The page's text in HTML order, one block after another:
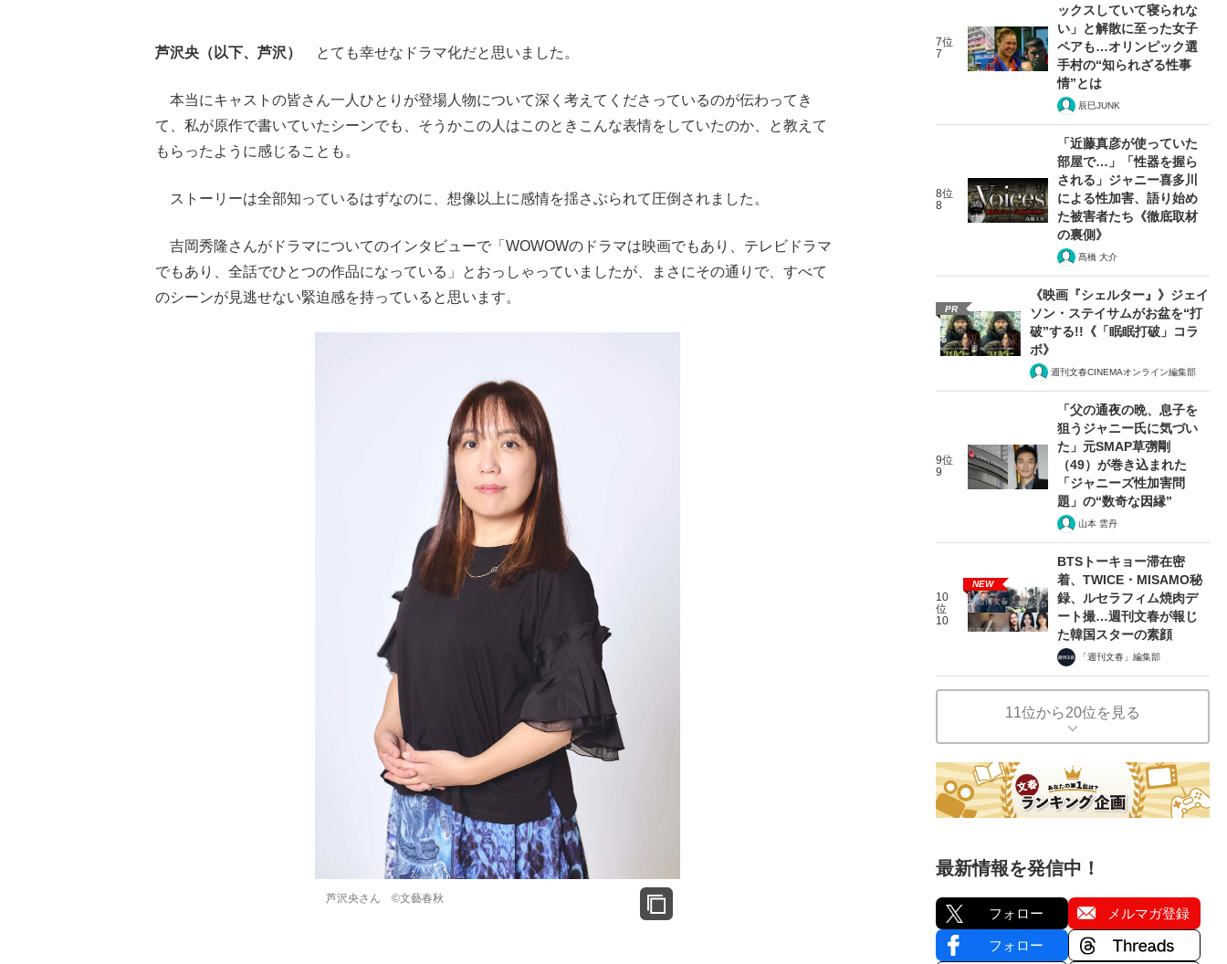
芦沢央（以下、芦沢） とても幸せなドラマ化だと思いました。
本当にキャストの皆さん一人ひとりが登場人物について深く考えてくださっているのが伝わってき
て、私が原作で書いていたシーンでも、そうかこの人はこのときこんな表情をしていたのか、と教えて
もらったように感じることも。
ストーリーは全部知っているはずなのに、想像以上に感情を揺さぶられて圧倒されました。
吉岡秀隆さんがドラマについてのインタビューで「WOWOWのドラマは映画でもあり、テレビドラマ
でもあり、全話でひとつの作品になっている」とおっしゃっていましたが、まさにその通りで、すべて
のシーンが見逃せない緊迫感を持っていると思います。
芦沢央さん ©文藝春秋
7位
7
ックスしていて寝られな
い」と解散に至った女子
ペアも…オリンピック選
手村の“知られざる性事
情”とは
辰巳JUNK
8位
8
「近藤真彦が使っていた
部屋で…」「性器を握ら
される」ジャニー喜多川
による性加害、語り始め
た被害者たち《徹底取材
の裏側》
髙橋 大介
PR
《映画『シェルター』》ジェイ
ソン・ステイサムがお盆を“打
破”する!!《「眠眠打破」コラ
ボ》
週刊文春CINEMAオンライン編集部
9位
9
「父の通夜の晩、息子を
狙うジャニー氏に気づい
た」元SMAP草彅剛
（49）が巻き込まれた
「ジャニーズ性加害問
題」の“数奇な因縁”
山本 雲丹
10
位
10
NEW
BTSトーキョー滞在密
着、TWICE・MISAMO秘
録、ルセラフィム焼肉デ
ート撮…週刊文春が報じ
た韓国スターの素顔
「週刊文春」編集部
11位から20位を見る
最新情報を発信中！
フォロー メルマガ登録
フォロー